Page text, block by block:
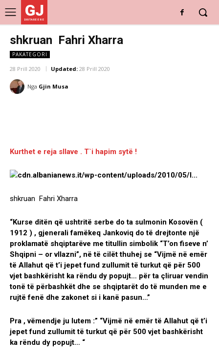
GJ
DRITARE E RE
shkruan Fahri Xharra
PAKATEGORI
28 Prill 2020 Updated: 28 Prill 2020
Nga Gjin Musa
Kurthet e reja sllave . T`i hapim sytë !
shkruan Fahri Xharra
“Kurse ditën që ushtritë serbe do ta sulmonin Kosovën (
1912 ) , gjenerali famëkeq Jankoviq do të drejtonte një
proklamatë shqiptarëve me titullin simbolik “T’on fiseve n’
Shqipni – or vllazni”, në të cilët thuhej se “Vijmë në emër
të Allahut që t’i jepet fund zullumit të turkut që për 500
vjet bashkërisht ka rëndu dy popujt… për ta çliruar vendin
tonë të përbashkët dhe se shqiptarët do të munden me e
rujtë fenë dhe zakonet si i kanë pasun…”
Pra , vëmendje ju lutem :” “Vijmë në emër të Allahut që t’i
jepet fund zullumit të turkut që për 500 vjet bashkërisht
ka rëndu dy popujt… “